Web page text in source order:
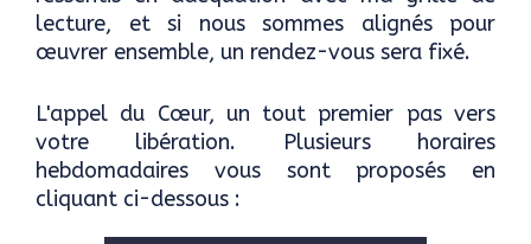
lecture, et si nous sommes alignés pour
œuvrer ensemble, un rendez-vous sera fixé.
L'appel du Cœur, un tout premier pas vers
votre libération. Plusieurs horaires
hebdomadaires vous sont proposés en
cliquant ci-dessous :